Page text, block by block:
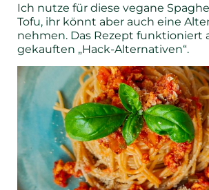
Ich nutze für diese vegane
Tofu, ihr könnt aber auch eine
nehmen. Das Rezept funktioniert
gekauften „Hack-Alternativen“.